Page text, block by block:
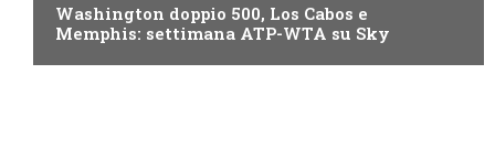
Washington doppio 500, Los Cabos e
Memphis: settimana ATP-WTA su Sky